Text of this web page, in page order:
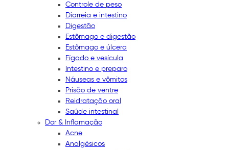
Controle de peso
Diarreia e intestino
Digestão
Estômago e digestão
Estômago e úlcera
Fígado e vesícula
Intestino e preparo
Náuseas e vômitos
Prisão de ventre
Reidratação oral
Saúde intestinal
Dor & Inflamação
Acne
Analgésicos